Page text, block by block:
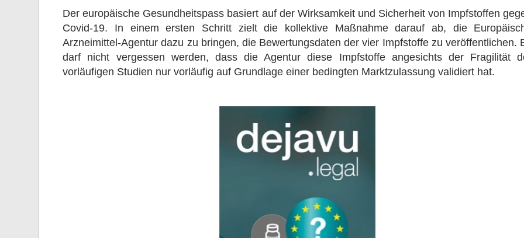
Der europäische Gesundheitspass basiert auf der Wirksamkeit und Sicherheit von Impfstoffen
Covid-19. In einem ersten Schritt zielt die kollektive Maßnahme darauf ab, die
Arzneimittel-Agentur dazu zu bringen, die Bewertungsdaten der vier Impfstoffe zu veröffentlichen.
darf nicht vergessen werden, dass die Agentur diese Impfstoffe angesichts der Fragilität
vorläufigen Studien nur vorläufig auf Grundlage einer bedingten Marktzulassung validiert hat.